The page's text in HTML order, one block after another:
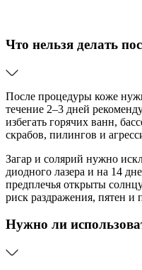
Что нельзя делать
После процедуры коже
течение 2–3 дней
избегать горячих ванн,
скрабов, пилингов и
Загар и солярий нужно
диодного лазера и на 14
предплечья открыты
риск раздражения, пятен и
Нужно ли